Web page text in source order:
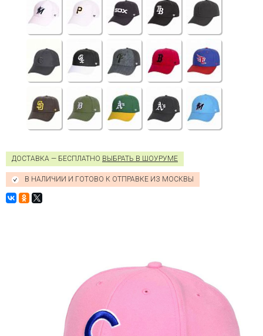
ДОСТАВКА — БЕСПЛАТНО ВЫБРАТЬ В ШОУРУМЕ
В НАЛИЧИИ И ГОТОВО К ОТПРАВКЕ ИЗ МОСКВЫ